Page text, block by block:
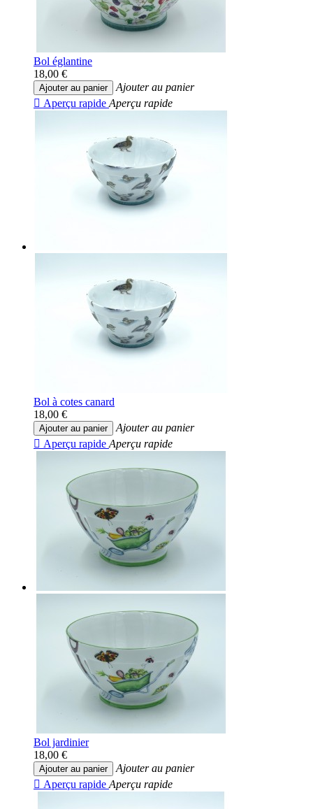
Bol églantine
18,00 €
Ajouter au panier
Ajouter au panier
 Aperçu rapide Aperçu rapide
Bol à cotes canard
18,00 €
Ajouter au panier
Ajouter au panier
 Aperçu rapide Aperçu rapide
Bol jardinier
18,00 €
Ajouter au panier
Ajouter au panier
 Aperçu rapide Aperçu rapide